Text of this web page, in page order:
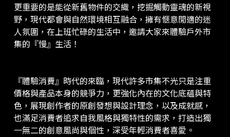
更重要的是能從新舊物件的交織，挖掘觸動靈魂的新視
野，現代都會與自然環境相互融合，擁有愜意閒適的迷
人氛圍，在上班忙碌的生活中，邀請大家來體驗戶外市
集的『慢』生活！
『體驗消費』時代的來臨，現代許多市集不光只是注重
價格與產品本身的競爭力，更強化內在的文化底蘊與特
色，展現創作者的原創發想與設計理念，以及成就感，
也滿足消費者追求自我風格與獨特性的需求，打造出獨
一無二的創意風尚與個性，深受年輕消費者喜愛。